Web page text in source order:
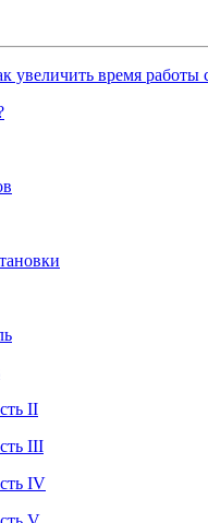
увеличить время работы
II
III
IV